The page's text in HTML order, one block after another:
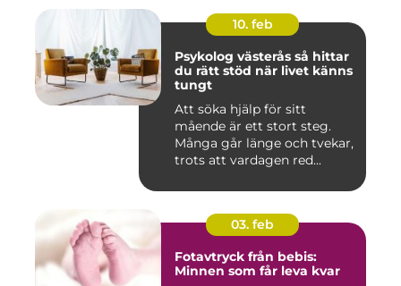
10. feb
Psykolog västerås så hittar
du rätt stöd när livet känns
tungt
Att söka hjälp för sitt
mående är ett stort steg.
Många går länge och tvekar,
trots att vardagen red...
03. feb
Fotavtryck från bebis:
Minnen som får leva kvar